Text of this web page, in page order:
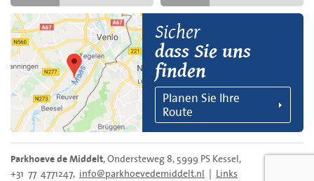
Sicher
dass Sie uns
finden
Planen Sie Ihre
Route
Parkhoeve de Middelt, Ondersteweg 8, 5999 PS Kessel,
+31 77 4771247, info@parkhoevedemiddelt.nl | Links